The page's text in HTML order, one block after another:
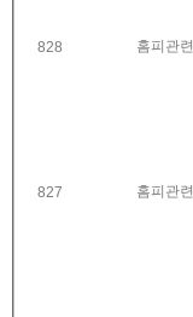
828 홈피관련
827 홈피관련